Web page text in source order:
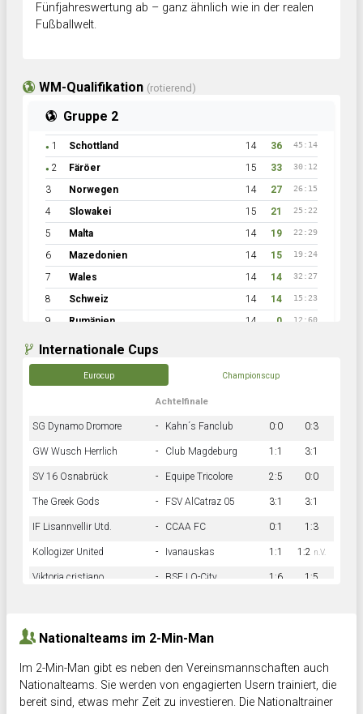
Fünfjahreswertung ab – ganz ähnlich wie in der realen
Fußballwelt.
WM-Qualifikation (rotierend)
Gruppe 2
● 1 Schottland 14 36 45:14
● 2 Färöer 15 33 30:12
3 Norwegen 14 27 26:15
4 Slowakei 15 21 25:22
5 Malta 14 19 22:29
6 Mazedonien 14 15 19:24
7 Wales 14 14 32:27
8 Schweiz 14 14 15:23
9 Rumänien 14 0 12:60
Internationale Cups
Eurocup Championscup
Achtelfinale
SG Dynamo Dromore - Kahn´s Fanclub 0:0 0:3
GW Wusch Herrlich - Club Magdeburg 1:1 3:1
SV 16 Osnabrück - Equipe Tricolore 2:5 0:0
The Greek Gods - FSV AlCatraz 05 3:1 3:1
IF Lisannvellir Utd. - CCAA FC 0:1 1:3
Kollogizer United - Ivanauskas 1:1 1:2 n.V.
Viktoria cristiano - BSF LO-City 1:6 1:5
Nationalteams im 2-Min-Man
Im 2-Min-Man gibt es neben den Vereinsmannschaften auch
Nationalteams. Sie werden von engagierten Usern trainiert, die
bereit sind, etwas mehr Zeit zu investieren. Die Nationaltrainer